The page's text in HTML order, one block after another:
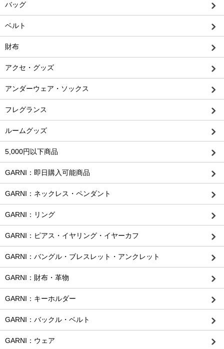
バッグ
ベルト
財布
アクセ・グッズ
アンダーウェア・ソックス
フレグランス
ルームグッズ
5,000円以下商品
GARNI：即日購入可能商品
GARNI：ネックレス・ペンダント
GARNI：リング
GARNI：ピアス・イヤリング・イヤーカフ
GARNI：バングル・ブレスレット・アンクレット
GARNI：財布・革物
GARNI：キーホルダー
GARNI：バックル・ベルト
GARNI：ウェア